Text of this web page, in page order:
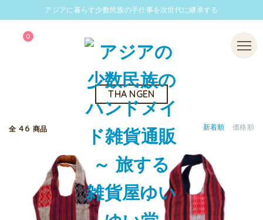
アジアに暮らす少数民族の手仕事を次世代に継承する
0 Menu
THA NGEN
全 46 商品 新着順 価格順